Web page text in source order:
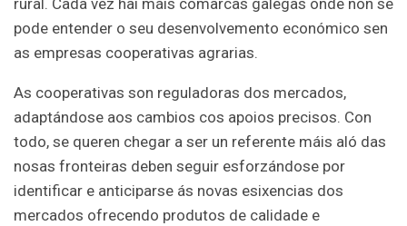
rural. Cada vez hai máis comarcas galegas onde non se
pode entender o seu desenvolvemento económico sen
as empresas cooperativas agrarias.
As cooperativas son reguladoras dos mercados,
adaptándose aos cambios cos apoios precisos. Con
todo, se queren chegar a ser un referente máis aló das
nosas fronteiras deben seguir esforzándose por
identificar e anticiparse ás novas esixencias dos
mercados ofrecendo produtos de calidade e